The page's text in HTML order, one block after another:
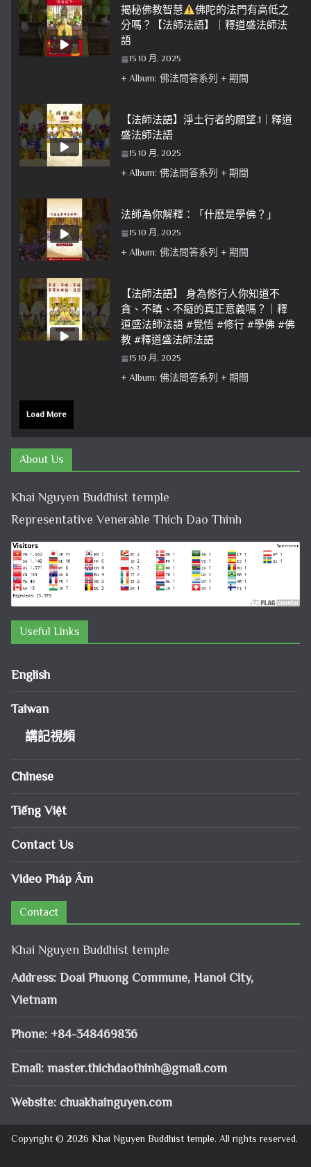
揭秘佛教智慧
佛陀的法門有高低之
分嗎？【法師法語】｜釋道盛法師法
語
15 10 月, 2025
+ Album: 佛法問答系列 + 期間
【法師法語】淨土行者的願望.1｜釋道
盛法師法語
15 10 月, 2025
+ Album: 佛法問答系列 + 期間
法師為你解釋：「什麽是學佛？」
15 10 月, 2025
+ Album: 佛法問答系列 + 期間
【法師法語】 身為修行人你知道不
貪、不瞋、不癡的真正意義嗎？｜釋
道盛法師法語 #覺悟 #修行 #學佛 #佛
教 #釋道盛法師法語
15 10 月, 2025
+ Album: 佛法問答系列 + 期間
Load More
About Us
Khai Nguyen Buddhist temple
Representative Venerable Thich Dao Thinh
Useful Links
English
Taiwan
講記視頻
Chinese
Tiếng Việt
Contact Us
Video Pháp Âm
Contact
Khai Nguyen Buddhist temple
Address: Doai Phuong Commune, Hanoi City,
Vietnam
Phone: +84-348469836
Email: master.thichdaothinh@gmail.com
Website: chuakhainguyen.com
Copyright © 2026 Khai Nguyen Buddhist temple. All rights reserved.